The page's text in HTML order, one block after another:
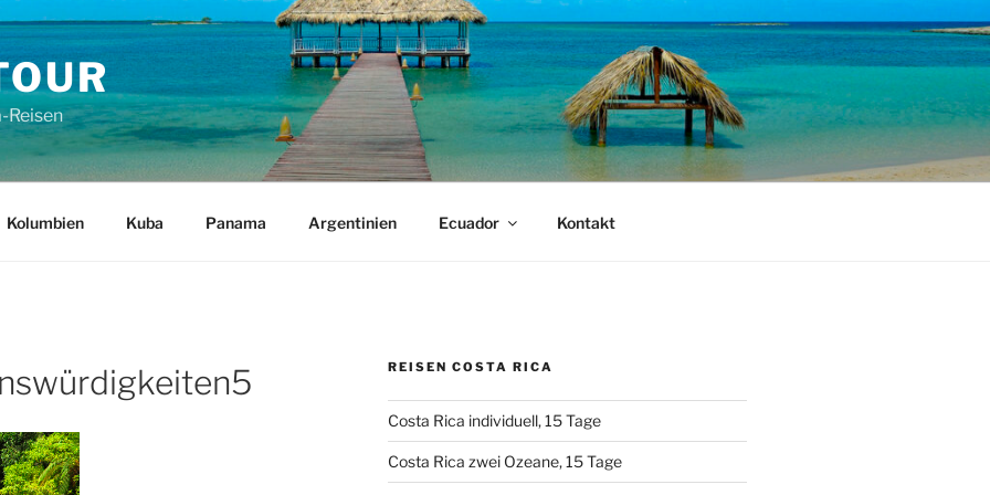
Reisen
Kolumbien Kuba Panama Argentinien Ecuador Kontakt
REISEN COSTA RICA
Costa Rica individuell, 15 Tage
Costa Rica zwei Ozeane, 15 Tage